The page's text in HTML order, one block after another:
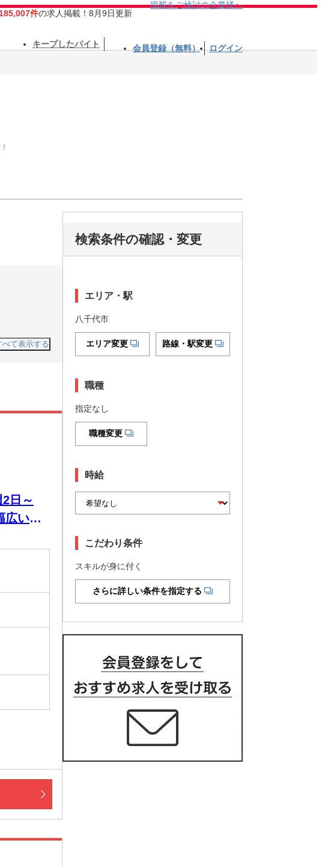
185,007件の求人掲載！8月9日更新
掲載をご検討の企業様へ
キープしたバイト 会員登録（無料） ログイン
べて表示する
日～
い年
検索条件の確認・変更
エリア・駅
八千代市
エリア変更 路線・駅変更
職種
指定なし
職種変更
時給
こだわり条件
スキルが身に付く
さらに詳しい条件を指定する